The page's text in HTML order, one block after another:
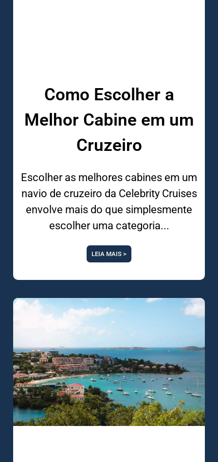
Como Escolher a
Melhor Cabine em um
Cruzeiro
Escolher as melhores cabines em um
navio de cruzeiro da Celebrity Cruises
envolve mais do que simplesmente
escolher uma categoria
LEIA MAIS >